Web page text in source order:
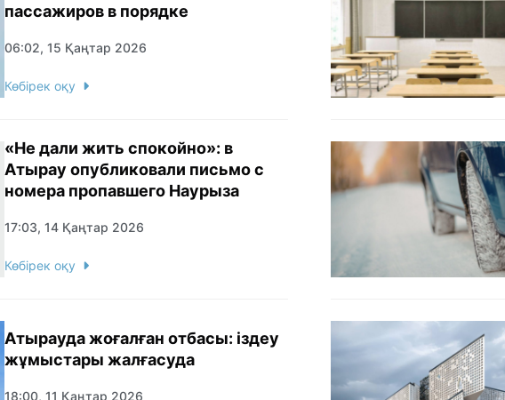
пассажиров в порядке
06:02, 15 Қаңтар 2026
Көбірек оқу
«Не дали жить спокойно»: в
Атырау опубликовали письмо с
номера пропавшего Наурыза
17:03, 14 Қаңтар 2026
Көбірек оқу
Атырауда жоғалған отбасы: іздеу
жұмыстары жалғасуда
18:00, 11 Қаңтар 2026